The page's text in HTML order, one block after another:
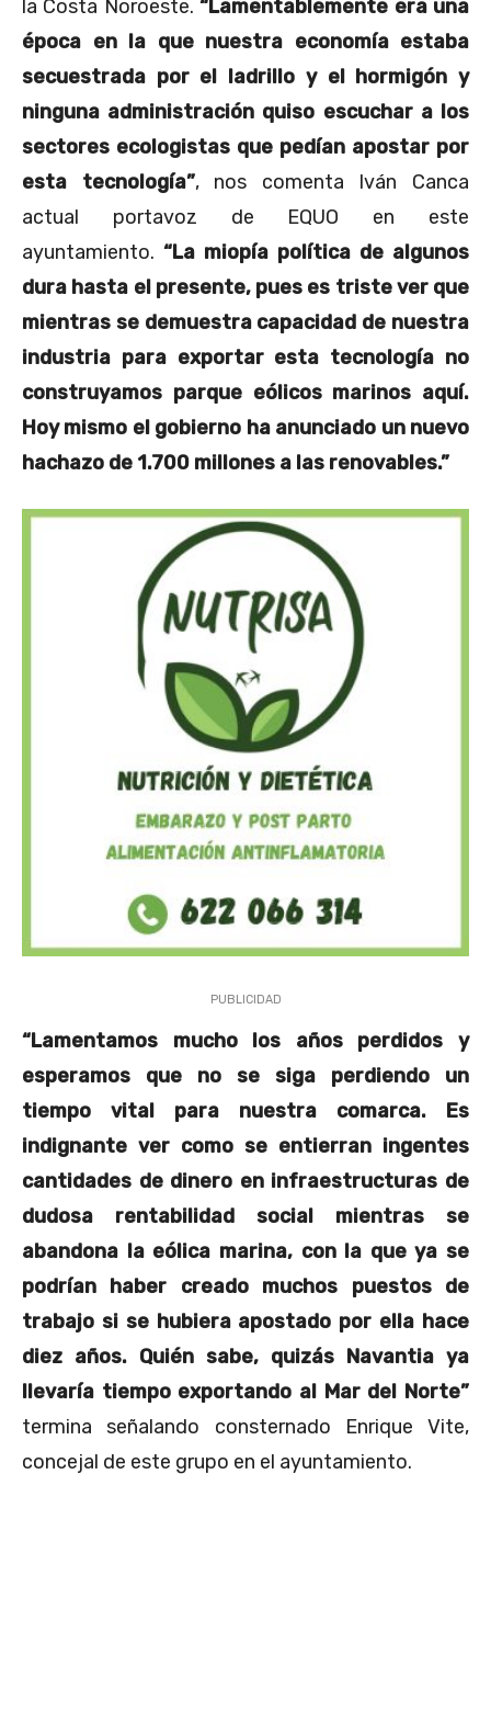
la Costa Noroeste.“Lamentablemente era una
época en la que nuestra economía estaba
secuestrada por el ladrillo y el hormigón y
ninguna administración quiso escuchar a los
sectores ecologistas que pedían apostar por
esta tecnología”, nos comenta Iván Canca
actual portavoz de EQUO en este
ayuntamiento. “La miopía política de algunos
dura hasta el presente, pues es triste ver que
mientras se demuestra capacidad de nuestra
industria para exportar esta tecnología no
construyamos parque eólicos marinos aquí.
Hoy mismo el gobierno ha anunciado un nuevo
hachazo de 1.700 millones a las renovables.”
PUBLICIDAD
“Lamentamos mucho los años perdidos y
esperamos que no se siga perdiendo un
tiempo vital para nuestra comarca. Es
indignante ver como se entierran ingentes
cantidades de dinero en infraestructuras de
dudosa rentabilidad social mientras se
abandona la eólica marina, con la que ya se
podrían haber creado muchos puestos de
trabajo si se hubiera apostado por ella hace
diez años. Quién sabe, quizás Navantia ya
llevaría tiempo exportando al Mar del Norte”
termina señalando consternado Enrique Vite,
concejal de este grupo en el ayuntamiento.